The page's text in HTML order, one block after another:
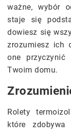
ważne, wybór
staje się
dowiesz się
zrozumiesz ich
one
Twoim domu.
Rolety
które